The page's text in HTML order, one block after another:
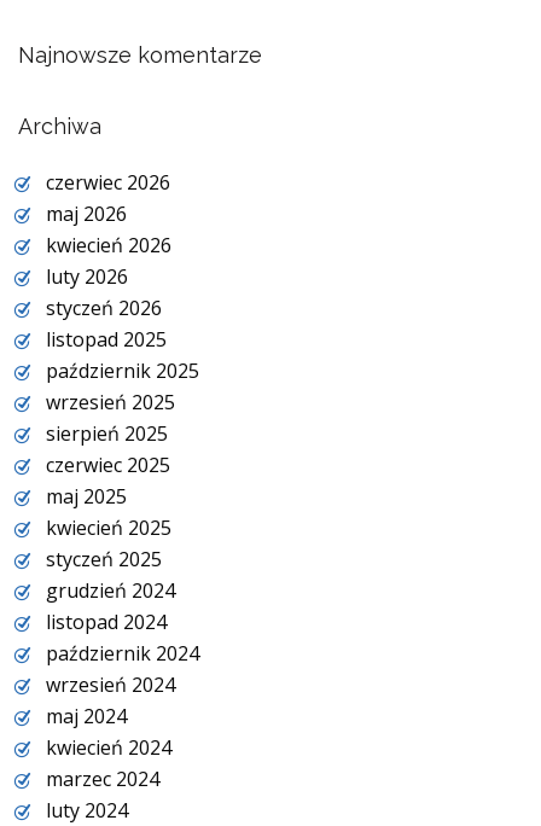
Najnowsze komentarze
Archiwa
czerwiec 2026
maj 2026
kwiecień 2026
luty 2026
styczeń 2026
listopad 2025
październik 2025
wrzesień 2025
sierpień 2025
czerwiec 2025
maj 2025
kwiecień 2025
styczeń 2025
grudzień 2024
listopad 2024
październik 2024
wrzesień 2024
maj 2024
kwiecień 2024
marzec 2024
luty 2024